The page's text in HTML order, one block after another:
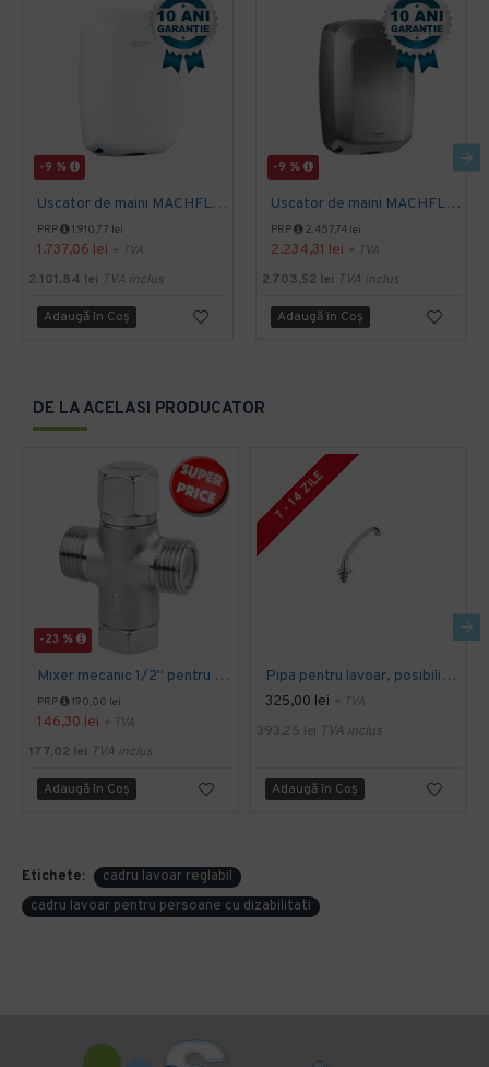
-9 %
Uscator de maini MACHFLOW, gama Eco, actionare cu senzor, Mediclinics
PRP 1.910,77 lei
1.737,06 lei + TVA
2.101,84 lei TVA inclus
Adaugă în Coş
-9 %
Uscator de maini MACHFLOW, actionare cu senzor, gama ECO, Mediclinics
PRP 2.457,74 lei
2.234,31 lei + TVA
2.703,52 lei TVA inclus
Adaugă în Coş
DE LA ACELASI PRODUCATOR
-23 %
Mixer mecanic 1/2'' pentru amestec apa calda - rece, Idral
PRP 190,00 lei
146,30 lei + TVA
177,02 lei TVA inclus
Adaugă în Coş
7 - 14 ZILE
Pipa pentru lavoar, posibilitate de rotire, lungime pipa 150 mm, montaj pe lavoar, Idral
325,00 lei + TVA
393,25 lei TVA inclus
Adaugă în Coş
Etichete:
cadru lavoar reglabil
cadru lavoar pentru persoane cu dizabilitati